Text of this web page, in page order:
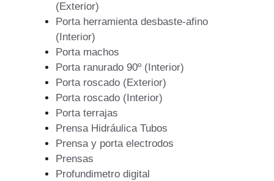
(Exterior)
Porta herramienta desbaste-afino
(Interior)
Porta machos
Porta ranurado 90º (Interior)
Porta roscado (Exterior)
Porta roscado (Interior)
Porta terrajas
Prensa Hidráulica Tubos
Prensa y porta electrodos
Prensas
Profundimetro digital